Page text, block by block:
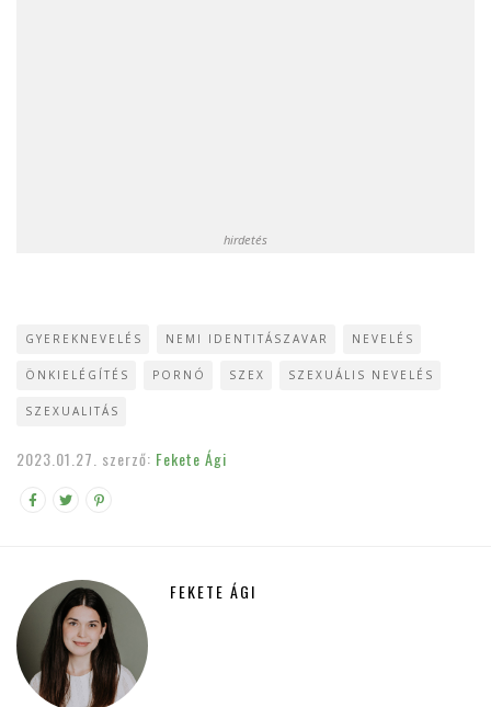
hirdetés
GYEREKNEVELÉS NEMI IDENTITÁSZAVAR NEVELÉS
ÖNKIELÉGÍTÉS PORNÓ SZEX SZEXUÁLIS NEVELÉS
SZEXUALITÁS
2023.01.27. szerző: Fekete Ági
FEKETE ÁGI